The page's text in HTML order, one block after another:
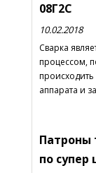
08Г2С
10.02.2018
Сварка
процессом,
аппарата и
Патроны
по супер